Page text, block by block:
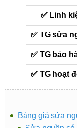
✅ Linh
✅ TG sửa
✅ TG bảo
✅ TG hoạt
Bảng giá sửa